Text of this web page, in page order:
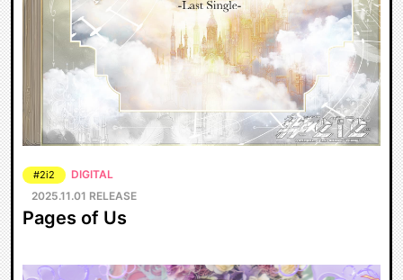
#2i2
DIGITAL
2025.11.01 RELEASE
Pages of Us